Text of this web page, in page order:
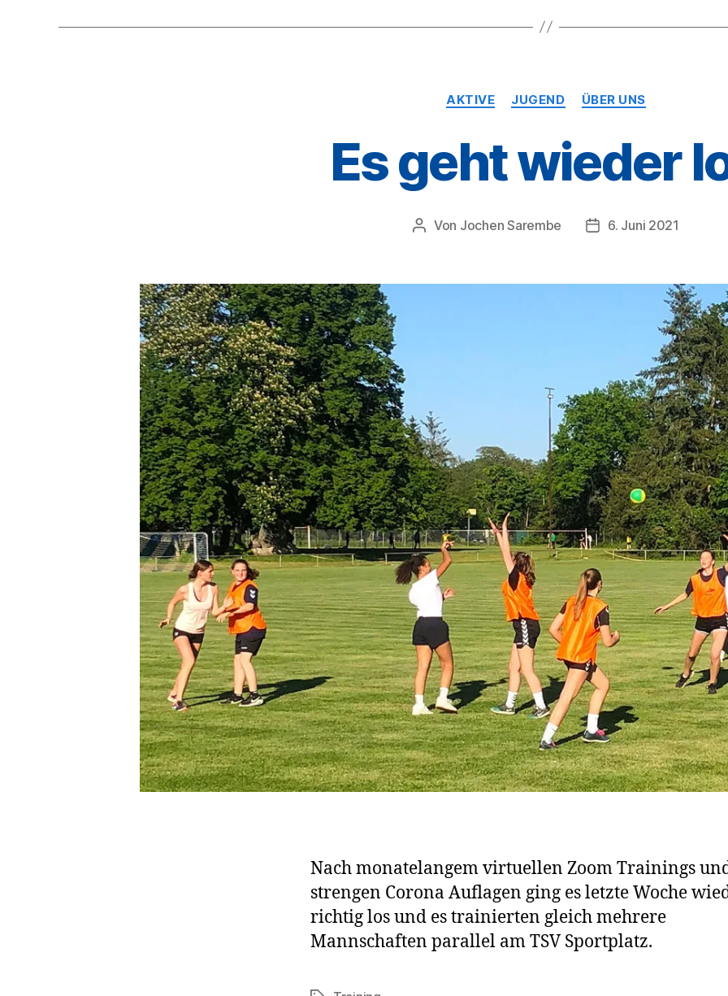
Kategorien
AKTIVE JUGEND ÜBER UNS
Es geht wieder
Beitragsautor
Von Jochen Sarembe Veröffentlichungsdatum
6. Juni 2021
Nach monatelangem virtuellen Zoom Trainings
strengen Corona Auflagen ging es letzte Woche
richtig los und es trainierten gleich mehrere
Mannschaften parallel am TSV Sportplatz.